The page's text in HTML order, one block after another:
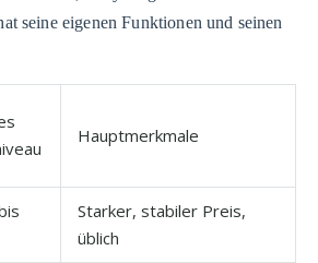
seine eigenen Funktionen und seinen
Hauptmerkmale
Starker, stabiler Preis,
üblich